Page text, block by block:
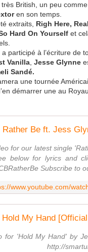
British, un peu
en son temps.
extraits, Righ Here,
Hard On Yourself et
a participé à l’écriture de
Vanilla Jesse Glynne
Sandé.
une tournée
démarrer une au
for our latest single
below for lyrics and
Subscribe to
www.youtube.com/
My Hand [Official
for 'Hold My Hand' by
smarturl.it/